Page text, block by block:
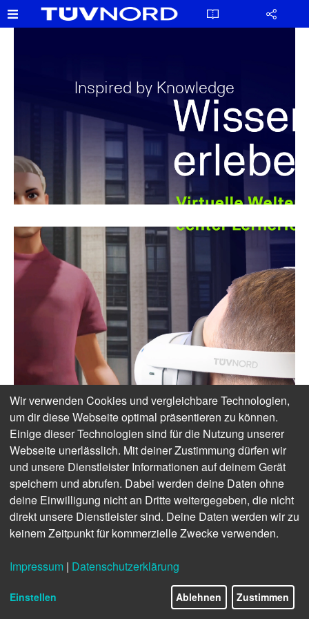
Inspired by Knowledge
Wir verwenden Cookies und vergleichbare Technologien,
um dir diese Webseite optimal präsentieren zu können.
Einige dieser Technologien sind für die Nutzung unserer
Webseite unerlässlich. Mit deiner Zustimmung dürfen wir
und unsere Dienstleister Informationen auf deinem Gerät
speichern und abrufen. Dabei werden deine Daten ohne
deine Einwilligung nicht an Dritte weitergegeben, die nicht
direkt unsere Dienstleister sind. Deine Daten werden wir zu
keinem Zeitpunkt für kommerzielle Zwecke verwenden.
Impressum | Datenschutzerklärung
Einstellen Ablehnen Zustimmen